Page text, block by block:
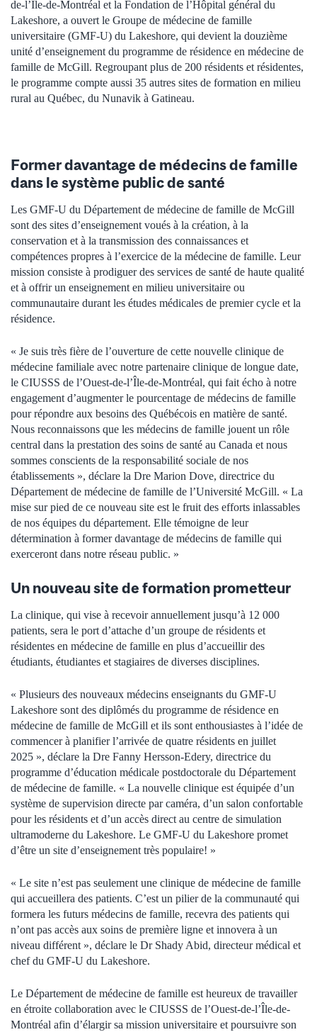
de-l’Île-de-Montréal et la Fondation de l’Hôpital général du
Lakeshore, a ouvert le Groupe de médecine de famille
universitaire (GMF-U) du Lakeshore, qui devient la douzième
unité d’enseignement du programme de résidence en médecine de
famille de McGill. Regroupant plus de 200 résidents et résidentes,
le programme compte aussi 35 autres sites de formation en milieu
rural au Québec, du Nunavik à Gatineau.
Former davantage de médecins de famille
dans le système public de santé
Les GMF-U du Département de médecine de famille de McGill
sont des sites d’enseignement voués à la création, à la
conservation et à la transmission des connaissances et
compétences propres à l’exercice de la médecine de famille. Leur
mission consiste à prodiguer des services de santé de haute qualité
et à offrir un enseignement en milieu universitaire ou
communautaire durant les études médicales de premier cycle et la
résidence.
« Je suis très fière de l’ouverture de cette nouvelle clinique de
médecine familiale avec notre partenaire clinique de longue date,
le CIUSSS de l’Ouest-de-l’Île-de-Montréal, qui fait écho à notre
engagement d’augmenter le pourcentage de médecins de famille
pour répondre aux besoins des Québécois en matière de santé.
Nous reconnaissons que les médecins de famille jouent un rôle
central dans la prestation des soins de santé au Canada et nous
sommes conscients de la responsabilité sociale de nos
établissements », déclare la Dre Marion Dove, directrice du
Département de médecine de famille de l’Université McGill. « La
mise sur pied de ce nouveau site est le fruit des efforts inlassables
de nos équipes du département. Elle témoigne de leur
détermination à former davantage de médecins de famille qui
exerceront dans notre réseau public. »
Un nouveau site de formation prometteur
La clinique, qui vise à recevoir annuellement jusqu’à 12 000
patients, sera le port d’attache d’un groupe de résidents et
résidentes en médecine de famille en plus d’accueillir des
étudiants, étudiantes et stagiaires de diverses disciplines.
« Plusieurs des nouveaux médecins enseignants du GMF-U
Lakeshore sont des diplômés du programme de résidence en
médecine de famille de McGill et ils sont enthousiastes à l’idée de
commencer à planifier l’arrivée de quatre résidents en juillet
2025 », déclare la Dre Fanny Hersson-Edery, directrice du
programme d’éducation médicale postdoctorale du Département
de médecine de famille. « La nouvelle clinique est équipée d’un
système de supervision directe par caméra, d’un salon confortable
pour les résidents et d’un accès direct au centre de simulation
ultramoderne du Lakeshore. Le GMF-U du Lakeshore promet
d’être un site d’enseignement très populaire! »
« Le site n’est pas seulement une clinique de médecine de famille
qui accueillera des patients. C’est un pilier de la communauté qui
formera les futurs médecins de famille, recevra des patients qui
n’ont pas accès aux soins de première ligne et innovera à un
niveau différent », déclare le Dr Shady Abid, directeur médical et
chef du GMF-U du Lakeshore.
Le Département de médecine de famille est heureux de travailler
en étroite collaboration avec le CIUSSS de l’Ouest-de-l’Île-de-
Montréal afin d’élargir sa mission universitaire et poursuivre son